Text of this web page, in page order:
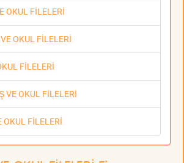
OKUL FİLELERİ
OKUL FİLELERİ
FİLELERİ
VE OKUL FİLELERİ
OKUL FİLELERİ